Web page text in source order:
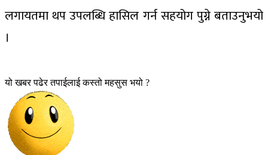
लगायतमा थप उपलब्धि हासिल गर्न सहयोग पुग्ने बताउनुभयो
।
यो खबर पढेर तपाईलाई कस्तो महसुस भयो ?